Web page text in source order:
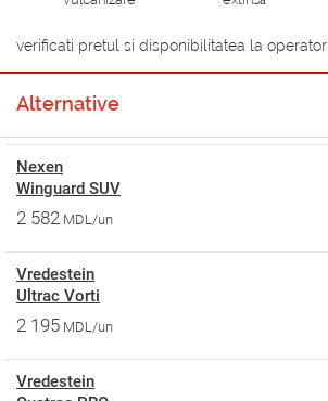
verificati pretul si disponibilitatea la operator
Alternative
Nexen
Winguard SUV
2 582 MDL/un
Vredestein
Ultrac Vorti
2 195 MDL/un
Vredestein